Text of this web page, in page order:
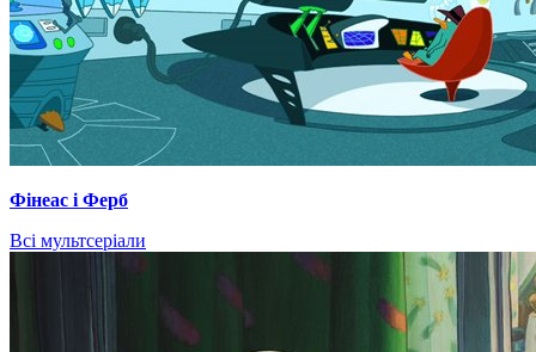
Фінеас і Ферб
Всі мультсеріали